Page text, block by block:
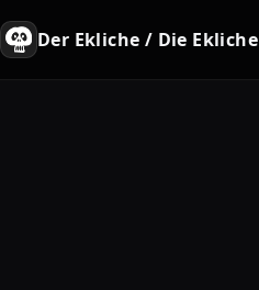
Der Ekliche / Die Ekliche